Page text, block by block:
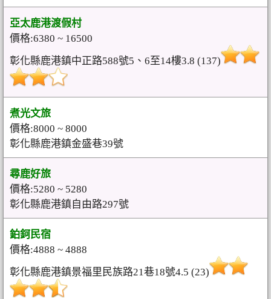
亞太鹿港渡假村
價格:6380 ~ 16500
彰化縣鹿港鎮中正路588號5、6至14樓3.8 (137)
煮光文旅
價格:8000 ~ 8000
彰化縣鹿港鎮金盛巷39號
尋鹿好旅
價格:5280 ~ 5280
彰化縣鹿港鎮自由路297號
鉑鈳民宿
價格:4888 ~ 4888
彰化縣鹿港鎮景福里民族路21巷18號4.5 (23)